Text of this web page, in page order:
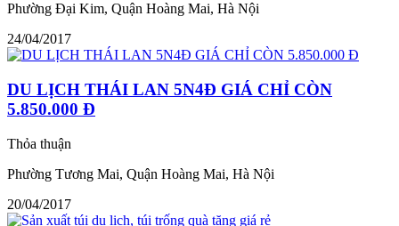
Phường Đại Kim, Quận Hoàng Mai, Hà Nội
24/04/2017
DU LỊCH THÁI LAN 5N4Đ GIÁ CHỈ CÒN
5.850.000 Đ
Thỏa thuận
Phường Tương Mai, Quận Hoàng Mai, Hà Nội
20/04/2017